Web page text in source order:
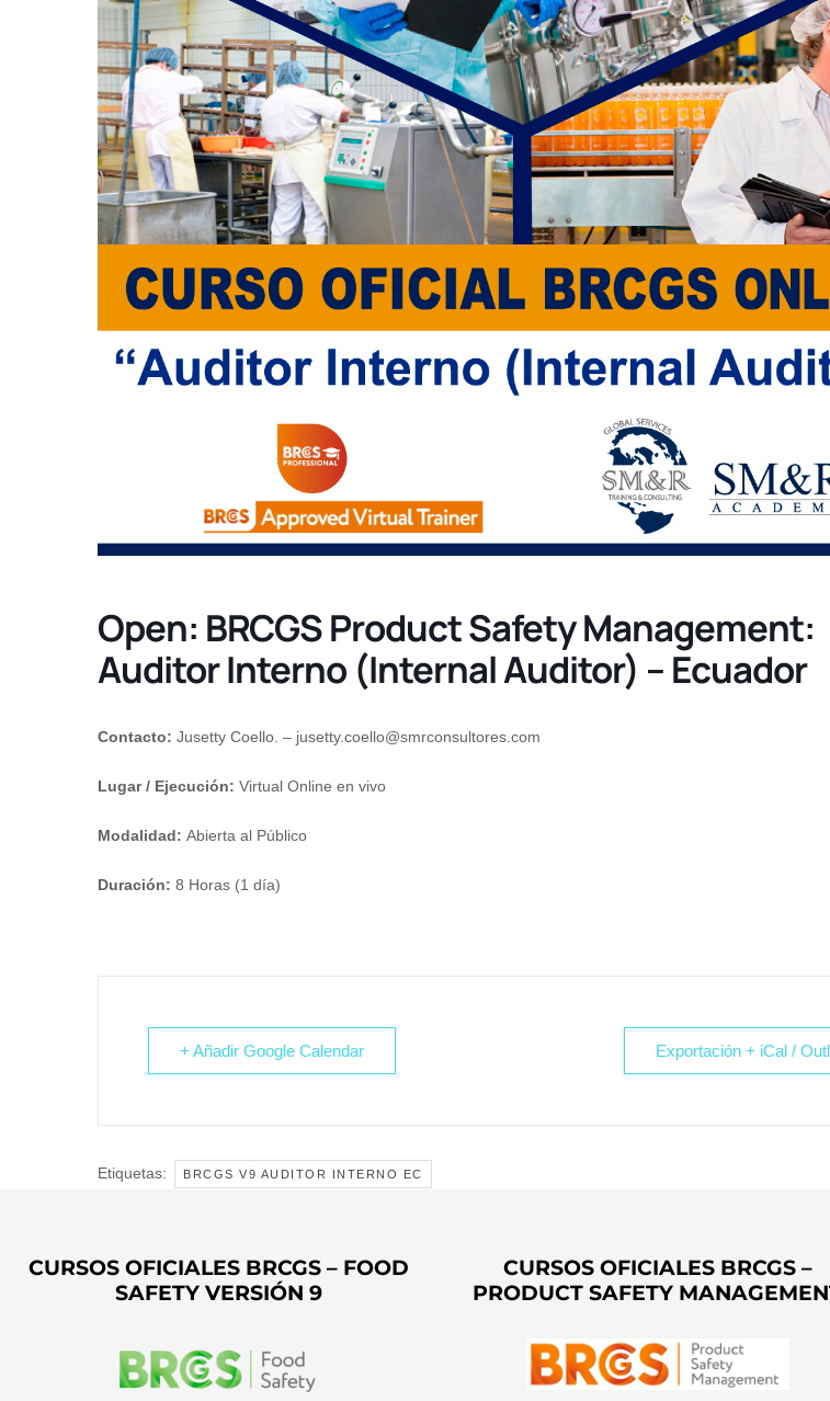
Open: BRCGS Product Safety Management:
Auditor Interno (Internal Auditor) – Ecuador
Contacto: Jusetty Coello. – jusetty.coello@smrconsultores.com
Lugar / Ejecución: Virtual Online en vivo
Modalidad: Abierta al Público
Duración: 8 Horas (1 día)
+ Añadir Google Calendar Exportación + iCal /
Etiquetas: BRCGS V9 AUDITOR INTERNO EC
CURSOS OFICIALES BRCGS – FOOD
SAFETY VERSIÓN 9
CURSOS OFICIALES BRCGS –
PRODUCT SAFETY